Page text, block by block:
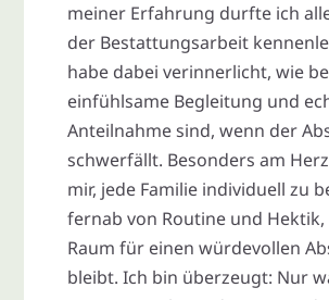
meiner Erfahrung durfte ich
der Bestattungsarbeit
habe dabei verinnerlicht, wie
einfühlsame Begleitung und
Anteilnahme sind, wenn der
schwerfällt. Besonders am
mir, jede Familie individuell zu
fernab von Routine und
Raum für einen würdevollen
bleibt. Ich bin überzeugt: Nur